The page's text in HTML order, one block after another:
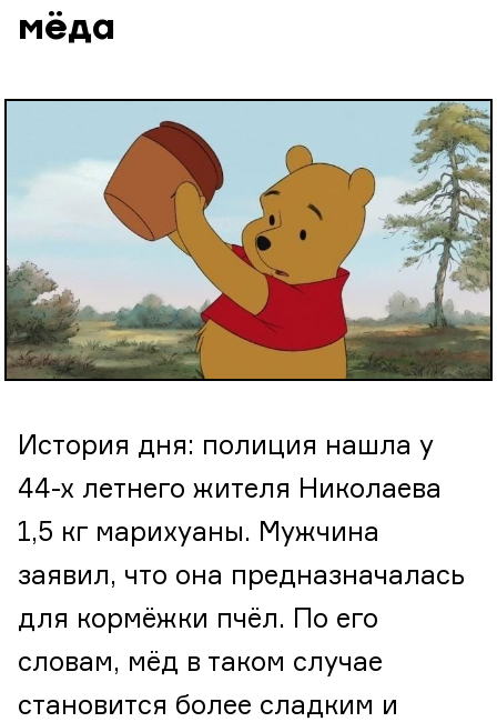
мёда
История дня: полиция нашла у
44-х летнего жителя Николаева
1,5 кг марихуаны. Мужчина
заявил, что она предназначалась
для кормёжки пчёл. По его
словам, мёд в таком случае
становится более сладким и